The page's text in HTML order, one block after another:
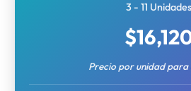
3 - 11 Unidades
$
Precio por unidad para